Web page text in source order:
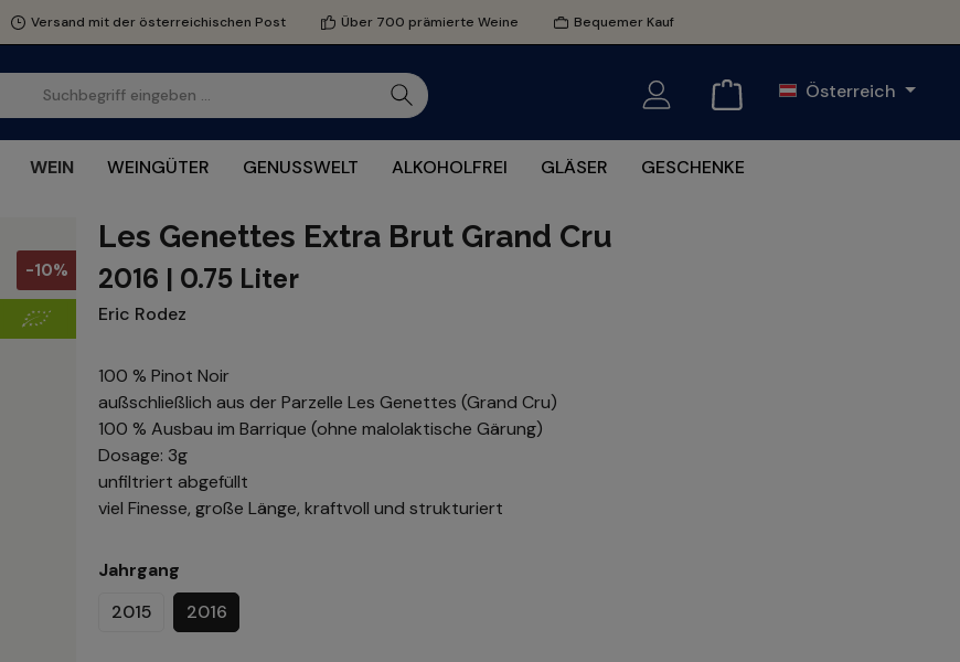
Versand mit der österreichischen Post Über 700 prämierte Weine Bequemer Kauf
Österreich
WEIN WEINGÜTER GENUSSWELT ALKOHOLFREI GLÄSER GESCHENKE
-10%
Les Genettes Extra Brut Grand Cru
2016 | 0.75 Liter
Eric Rodez
100 % Pinot Noir
außschließlich aus der Parzelle Les Genettes (Grand Cru)
100 % Ausbau im Barrique (ohne malolaktische Gärung)
Dosage: 3g
unfiltriert abgefüllt
viel Finesse, große Länge, kraftvoll und strukturiert
Jahrgang
2015
2016